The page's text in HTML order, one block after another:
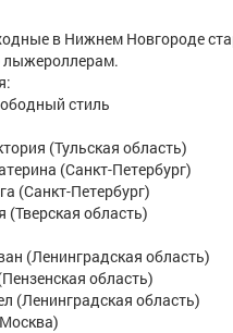
в Нижнем Новгороде
лыжероллерам.
стиль
(Тульская область)
(Санкт-Петербург)
(Санкт-Петербург)
область)
(Ленинградская область)
область)
(Ленинградская область)